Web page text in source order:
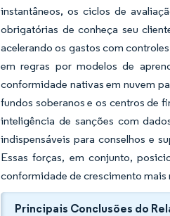
instantâneos, os ciclos de
obrigatórias de conheça seu
acelerando os gastos com
em regras por modelos de
conformidade nativas em nuvem
fundos soberanos e os centros de
inteligência de sanções com
indispensáveis para conselhos e
Essas forças, em conjunto,
conformidade de crescimento mais
Principais Conclusões do